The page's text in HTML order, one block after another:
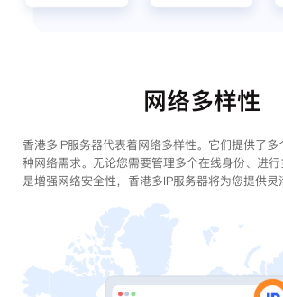
网络多样性
香港多IP服务器代表着网络多样性。它们提供了多
种网络需求。无论您需要管理多个在线身份、进
是增强网络安全性，香港多IP服务器将为您提供灵